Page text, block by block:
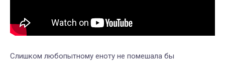
Слишком любопытному еноту не помешала бы